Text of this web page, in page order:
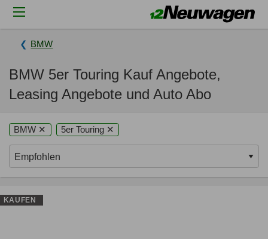
BMW
BMW 5er Touring Kauf Angebote,
Leasing Angebote und Auto Abo
BMW ✕ 5er Touring ✕
KAUFEN